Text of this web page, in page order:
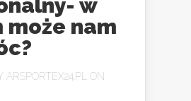
w
może nam
ARSPORTEX24.PL
ON